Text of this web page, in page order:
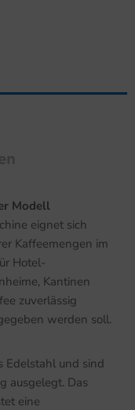
Modell
eignet sich
Kaffeemengen im
Hotel-
Kantinen
zuverlässig
werden soll.
Edelstahl und sind
ausgelegt. Das
eine